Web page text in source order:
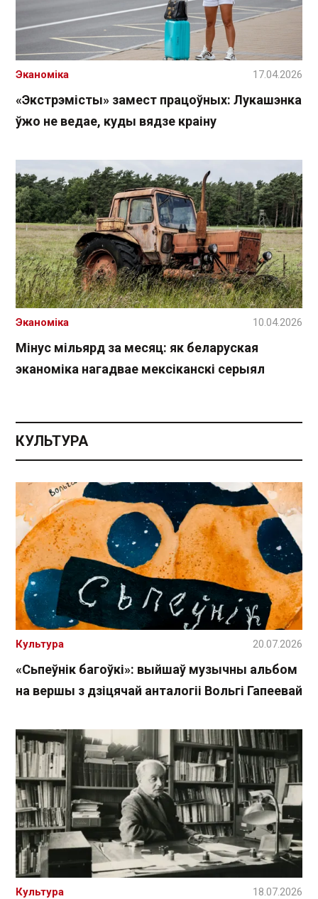
«Экстрэмісты» замест працоўных: Лукашэнка
ўжо не ведае, куды вядзе краіну
Эканоміка 17.04.2026
Мінус мільярд за месяц: як беларуская
эканоміка нагадвае мексіканскі серыял
Эканоміка 10.04.2026
КУЛЬТУРА
«Сьпеўнік багоўкі»: выйшаў музычны альбом
на вершы з дзіцячай анталогіі Вольгі Гапеевай
Культура 20.07.2026
Культура 18.07.2026